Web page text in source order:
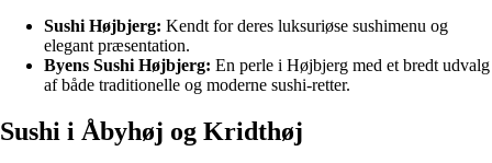
Sushi Højbjerg: Kendt for deres luksuriøse sushimenu og
elegant præsentation.
Byens Sushi Højbjerg: En perle i Højbjerg med et bredt udvalg
af både traditionelle og moderne sushi-retter.
Sushi i Åbyhøj og Kridthøj